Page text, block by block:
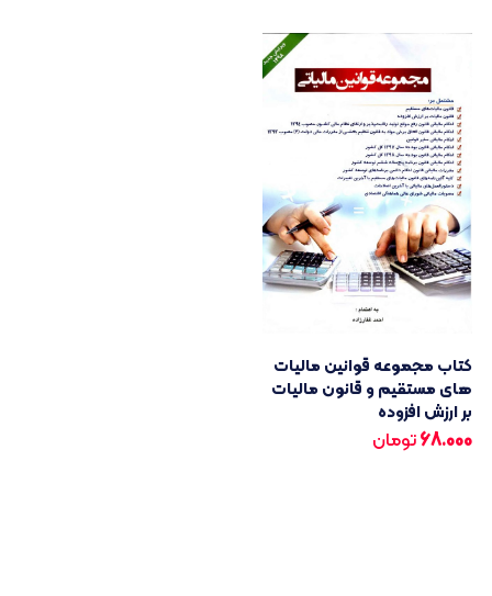
کتاب مجموعه قوانین مالیات
های مستقیم و قانون مالیات
بر ارزش افزوده
68.000تومان